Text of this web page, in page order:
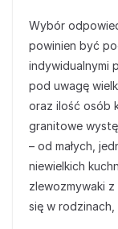
Wybór
powinien być
indywidualnymi
pod uwagę
oraz ilość osób
granitowe
– od małych,
niewielkich
zlewozmywaki
się w